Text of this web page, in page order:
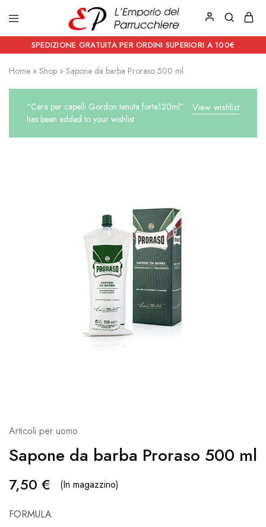
Emporio
del
Parrucchiere
Prodotti
estetici
e
Articoli
per
SPEDIZIONE GRATUITA PER ORDINI SUPERIORI A 100€
Home » Shop » Sapone da barba Proraso 500 ml
View wishlist
“Cera per capelli Gordon tenuta forte120ml”
has been added to your wishlist
Articoli per uomo
Sapone da barba Proraso 500 ml
7,50 € (In magazzino)
FORMULA